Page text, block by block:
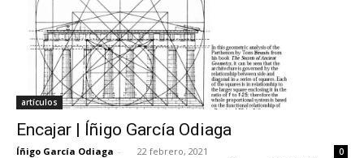
artículos
Encajar | Íñigo García Odiaga
Íñigo García Odiaga - 22 febrero, 2021 0